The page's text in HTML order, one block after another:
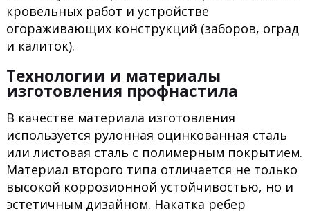
кровельных работ и устройстве
огораживающих конструкций (заборов, оград
и калиток).
Технологии и материалы
изготовления профнастила
В качестве материала изготовления
используется рулонная оцинкованная сталь
или листовая сталь с полимерным покрытием.
Материал второго типа отличается не только
высокой коррозионной устойчивостью, но и
эстетичным дизайном. Накатка ребер